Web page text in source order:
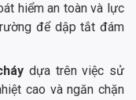
hiểm an toàn và lực
để dập tắt đám
dựa trên việc sử
cao và ngăn chặn